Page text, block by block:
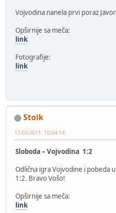
Vojvodina nanela prvi poraz
Opširnije sa meča:
link
Fotografije:
link
Stoik
17-03-2011, 10:04:14
Sloboda – Vojvodina 1:2
Odlična igra Vojvodine i pobeda
1:2. Bravo Vošo!
Opširnije sa meča:
link